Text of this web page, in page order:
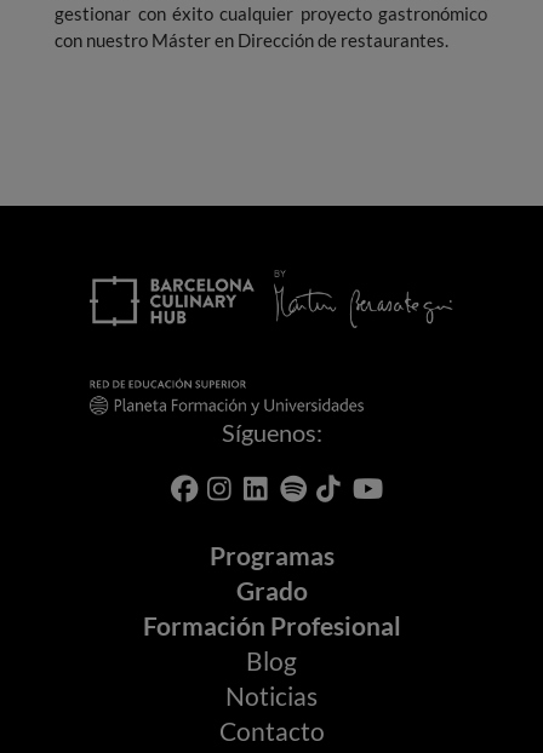
gestionar con éxito cualquier proyecto gastronómico
con nuestro Máster en Dirección de restaurantes.
Síguenos:
Programas
Grado
Formación Profesional
Blog
Noticias
Contacto